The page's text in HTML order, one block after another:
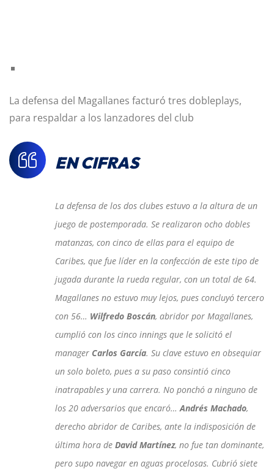
La defensa del Magallanes facturó tres dobleplays,
para respaldar a los lanzadores del club
EN CIFRAS
La defensa de los dos clubes estuvo a la altura de un
juego de postemporada. Se realizaron ocho dobles
matanzas, con cinco de ellas para el equipo de
Caribes, que fue líder en la confección de este tipo de
jugada durante la rueda regular, con un total de 64.
Magallanes no estuvo muy lejos, pues concluyó tercero
con 56… Wilfredo Boscán, abridor por Magallanes,
cumplió con los cinco innings que le solicitó el
manager Carlos García. Su clave estuvo en obsequiar
un solo boleto, pues a su paso consintió cinco
inatrapables y una carrera. No ponchó a ninguno de
los 20 adversarios que encaró… Andrés Machado,
derecho abridor de Caribes, ante la indisposición de
última hora de David Martínez, no fue tan dominante,
pero supo navegar en aguas procelosas. Cubrió siete